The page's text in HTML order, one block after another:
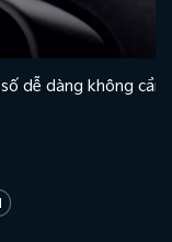
dễ dàng không cần